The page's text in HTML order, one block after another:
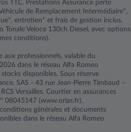
TTC. Prestations Assurance perte
de Remplacement Intermédiaire*,
entretien* et frais de gestion inclus.
Tonale Veloce 130ch Diesel, avec options
conditions).
aux professionnels, valable du
dans le réseau Alfa Romeo
disponibles. Sous réserve
SAS - 43 rue Jean-Pierre Timbaud –
Versailles. Courtier en assurances
08045147 (www.orias.fr).
générales et documents
dans le réseau Alfa Romeo